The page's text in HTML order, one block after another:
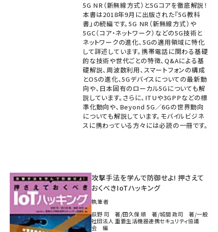
5G NR（新無線方式）と5Gコアを徹底解説！
本書は2018年9月に出版された『5G教科
書』の続編です。5G NR（新無線方式）や
5GC（コア・ネットワーク）などの5G技術と
ネットワークの進化、5Gの適用領域に特化
して詳述しています。携帯電話に関わる基礎
的な技術や世代ごとの特徴、Q&Aによる基
礎解説、周波数利用、スマートフォンの構成
とOSの進化、5Gデバイスについての最新動
向や、日本固有のローカル5Gについても解
説しています。さらに、ITUや3GPPなどの標
準化動向や、Beyond 5G／6Gの世界動向
についても解説しています。モバイルビジネ
スに携わっている方々には必読の一冊です。
攻撃手法を学んで防御せよ! 押さえて
おくべきIoTハッキング
執筆者
荻野 司 著/田久保 順 著/城間 政司 著/一般
社団法人 重要生活機器連携セキュリティ協議
会 編